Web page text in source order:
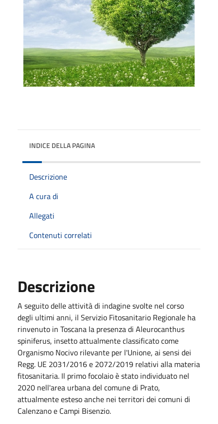
INDICE DELLA PAGINA
Descrizione
A cura di
Allegati
Contenuti correlati
Descrizione
A seguito delle attività di indagine svolte nel corso
degli ultimi anni, il Servizio Fitosanitario Regionale ha
rinvenuto in Toscana la presenza di Aleurocanthus
spiniferus, insetto attualmente classificato come
Organismo Nocivo rilevante per l'Unione, ai sensi dei
Regg. UE 2031/2016 e 2072/2019 relativi alla materia
fitosanitaria. Il primo focolaio è stato individuato nel
2020 nell'area urbana del comune di Prato,
attualmente esteso anche nei territori dei comuni di
Calenzano e Campi Bisenzio.